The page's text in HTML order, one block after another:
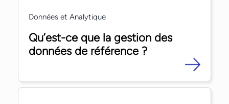
Données et Analytique
Qu’est-ce que la gestion des
données de référence ?